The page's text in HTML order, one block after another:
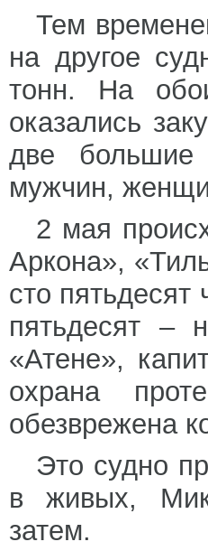
Тем
на другое
тонн. На
оказались
две большие
мужчин,
2 мая
Аркона»,
сто
пятьдесят –
«Атене»,
охрана
обезврежена
Это судно
в живых,
затем.